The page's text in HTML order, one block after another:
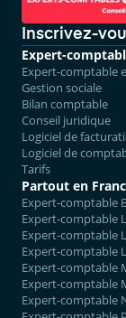
Inscrivez-
Expert-
Expert-comptable
Gestion sociale
Bilan comptable
Conseil juridique
Logiciel de
Logiciel de
Tarifs
Partout en
Expert-comptable
Expert-comptable
Expert-comptable
Expert-comptable
Expert-comptable
Expert-comptable
Expert-comptable